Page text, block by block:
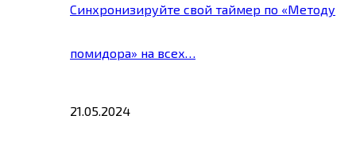
Синхронизируйте свой таймер по «Методу
помидора» на всех…
21.05.2024